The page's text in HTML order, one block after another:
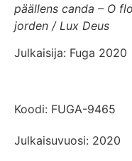
päällens canda – O
jorden / Lux Deus
Julkaisija: Fuga 2020
Koodi: FUGA-9465
Julkaisuvuosi: 2020